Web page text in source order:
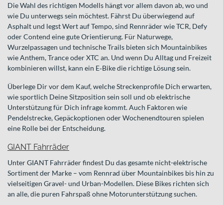
Die Wahl des richtigen Modells hängt vor allem davon ab, wo und
wie Du unterwegs sein möchtest. Fährst Du überwiegend auf
Asphalt und legst Wert auf Tempo, sind Rennräder wie TCR, Defy
oder Contend eine gute Orientierung. Für Naturwege,
Wurzelpassagen und technische Trails bieten sich Mountainbikes
wie Anthem, Trance oder XTC an. Und wenn Du Alltag und Freizeit
kombinieren willst, kann ein E‑Bike die richtige Lösung sein.
Überlege Dir vor dem Kauf, welche Streckenprofile Dich erwarten,
wie sportlich Deine Sitzposition sein soll und ob elektrische
Unterstützung für Dich infrage kommt. Auch Faktoren wie
Pendelstrecke, Gepäckoptionen oder Wochenendtouren spielen
eine Rolle bei der Entscheidung.
GIANT Fahrräder
Unter GIANT Fahrräder findest Du das gesamte nicht-elektrische
Sortiment der Marke – vom Rennrad über Mountainbikes bis hin zu
vielseitigen Gravel- und Urban-Modellen. Diese Bikes richten sich
an alle, die puren Fahrspaß ohne Motorunterstützung suchen.